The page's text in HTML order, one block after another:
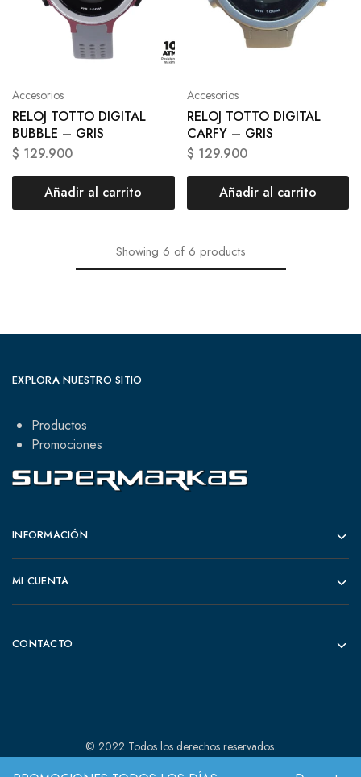
Accesorios
RELOJ TOTTO DIGITAL
BUBBLE – GRIS
$ 129.900
Añadir al carrito
Accesorios
RELOJ TOTTO DIGITAL
CARFY – GRIS
$ 129.900
Añadir al carrito
Showing 6 of 6 products
EXPLORA NUESTRO SITIO
Productos
Promociones
INFORMACIÓN
MI CUENTA
CONTACTO
© 2022 Todos los derechos reservados.